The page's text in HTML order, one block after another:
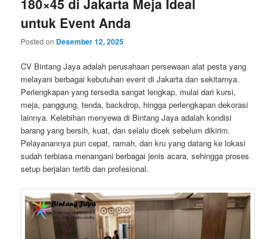
untuk Event Anda
Posted on Desember 12, 2025
CV Bintang Jaya adalah perusahaan persewaan alat pesta yang
melayani berbagai kebutuhan event di Jakarta dan sekitarnya.
Perlengkapan yang tersedia sangat lengkap, mulai dari kursi,
meja, panggung, tenda, backdrop, hingga perlengkapan dekorasi
lainnya. Kelebihan menyewa di Bintang Jaya adalah kondisi
barang yang bersih, kuat, dan selalu dicek sebelum dikirim.
Pelayanannya pun cepat, ramah, dan kru yang datang ke lokasi
sudah terbiasa menangani berbagai jenis acara, sehingga proses
setup berjalan tertib dan profesional.